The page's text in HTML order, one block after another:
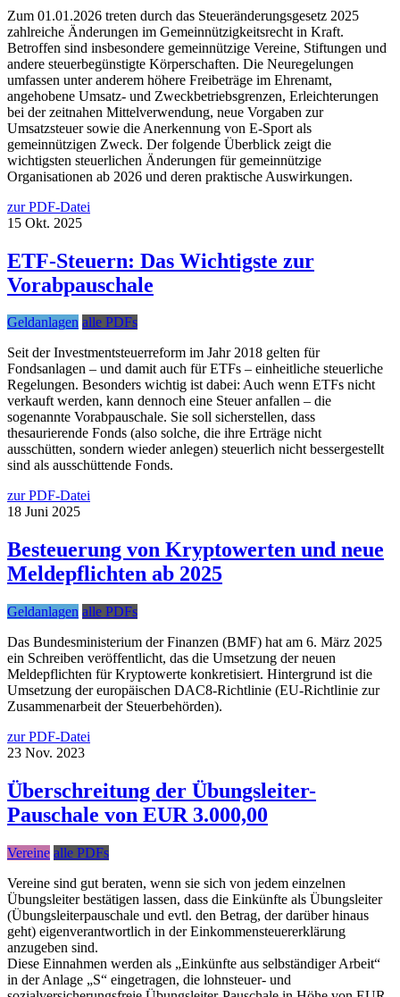
Zum 01.01.2026 treten durch das Steueränderungsgesetz 2025
zahlreiche Änderungen im Gemeinnützigkeitsrecht in Kraft.
Betroffen sind insbesondere gemeinnützige Vereine, Stiftungen und
andere steuerbegünstigte Körperschaften. Die Neuregelungen
umfassen unter anderem höhere Freibeträge im Ehrenamt,
angehobene Umsatz- und Zweckbetriebsgrenzen, Erleichterungen
bei der zeitnahen Mittelverwendung, neue Vorgaben zur
Umsatzsteuer sowie die Anerkennung von E-Sport als
gemeinnützigen Zweck. Der folgende Überblick zeigt die
wichtigsten steuerlichen Änderungen für gemeinnützige
Organisationen ab 2026 und deren praktische Auswirkungen.
zur PDF-Datei
15 Okt. 2025
ETF-Steuern: Das Wichtigste zur
Vorabpauschale
Geldanlagen alle PDFs
Seit der Investmentsteuerreform im Jahr 2018 gelten für
Fondsanlagen – und damit auch für ETFs – einheitliche steuerliche
Regelungen. Besonders wichtig ist dabei: Auch wenn ETFs nicht
verkauft werden, kann dennoch eine Steuer anfallen – die
sogenannte Vorabpauschale. Sie soll sicherstellen, dass
thesaurierende Fonds (also solche, die ihre Erträge nicht
ausschütten, sondern wieder anlegen) steuerlich nicht bessergestellt
sind als ausschüttende Fonds.
zur PDF-Datei
18 Juni 2025
Besteuerung von Kryptowerten und neue
Meldepflichten ab 2025
Geldanlagen alle PDFs
Das Bundesministerium der Finanzen (BMF) hat am 6. März 2025
ein Schreiben veröffentlicht, das die Umsetzung der neuen
Meldepflichten für Kryptowerte konkretisiert. Hintergrund ist die
Umsetzung der europäischen DAC8-Richtlinie (EU-Richtlinie zur
Zusammenarbeit der Steuerbehörden).
zur PDF-Datei
23 Nov. 2023
Überschreitung der Übungsleiter-
Pauschale von EUR 3.000,00
Vereine alle PDFs
Vereine sind gut beraten, wenn sie sich von jedem einzelnen
Übungsleiter bestätigen lassen, dass die Einkünfte als Übungsleiter
(Übungsleiterpauschale und evtl. den Betrag, der darüber hinaus
geht) eigenverantwortlich in der Einkommensteuererklärung
anzugeben sind.
Diese Einnahmen werden als „Einkünfte aus selbständiger Arbeit“
in der Anlage „S“ eingetragen, die lohnsteuer- und